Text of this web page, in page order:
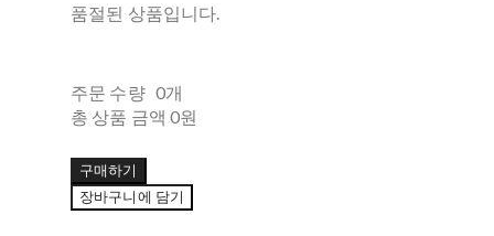
품절된 상품입니다.
주문 수량 0개
총 상품 금액 0원
구매하기
장바구니에 담기